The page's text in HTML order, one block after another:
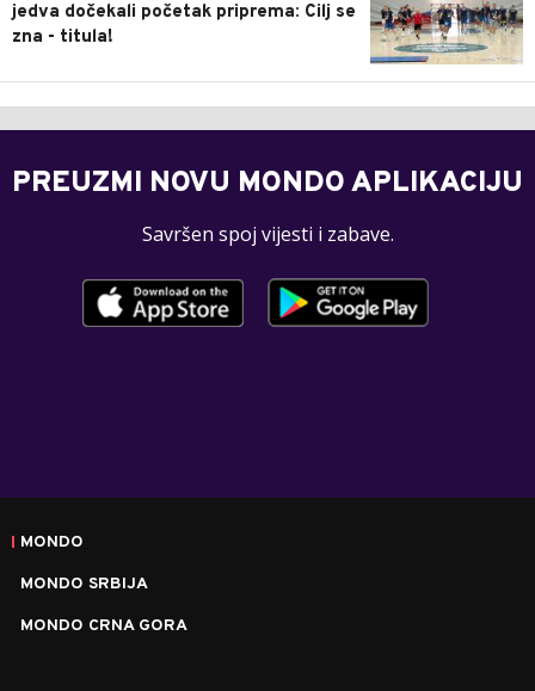
jedva dočekali početak priprema: Cilj se
zna - titula!
PREUZMI NOVU MONDO APLIKACIJU
Savršen spoj vijesti i zabave.
MONDO
MONDO SRBIJA
MONDO CRNA GORA